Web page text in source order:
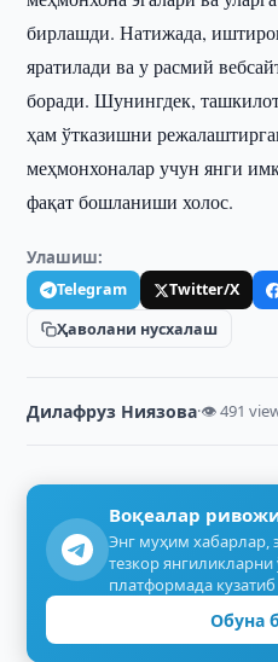
бирлашди. Натижада,
яратилади ва у расмий
боради. Шунингдек,
ҳам ўтказишни
меҳмонхоналар учун янги
фақат бошланиши холос.
Улашиш:
Telegram Twitter/X
Ҳаволани нусхалаш
Дилафруз Ниязова·👁 491
Воқеалар
Энг муҳим хабарлар,
тезкор янгиликларни
платформада
Обуна